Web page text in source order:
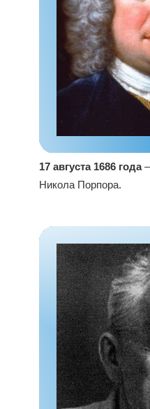
17 августа 1686 года—
Никола Порпора.